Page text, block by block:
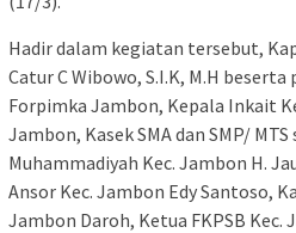
Hadir dalam kegiatan tersebut,
Catur C Wibowo, S.I.K, M.H
Forpimka Jambon, Kepala Inkait
Jambon, Kasek SMA dan SMP/
Muhammadiyah Kec. Jambon H.
Ansor Kec. Jambon Edy Santoso,
Jambon Daroh, Ketua FKPSB Kec.